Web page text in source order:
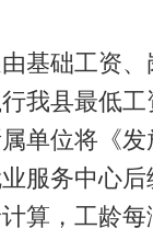
由基础工资
我县最低工
单位将《
服务中心后
算，工龄每